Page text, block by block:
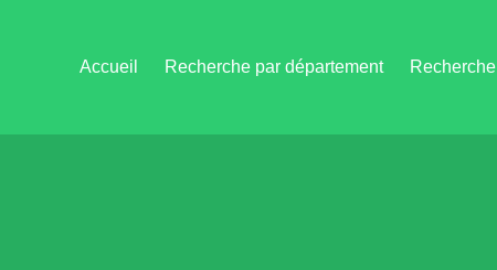
Accueil Recherche par département